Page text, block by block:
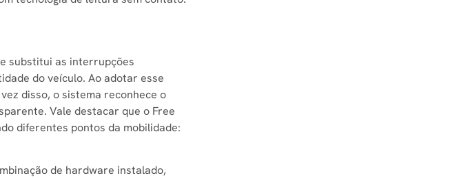
substitui as interrupções
do veículo. Ao adotar esse
disso, o sistema reconhece o
Vale destacar que o Free
diferentes pontos da mobilidade:
de hardware instalado,